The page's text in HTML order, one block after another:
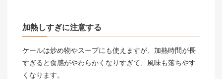
加熱しすぎに注意する
ケールは炒め物やスープにも使えますが、加熱時間が長
すぎると食感がやわらかくなりすぎて、風味も落ちやす
くなります。